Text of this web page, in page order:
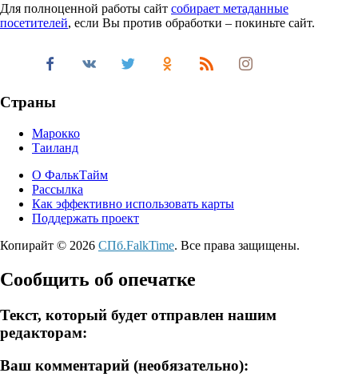
Для полноценной работы сайт собирает метаданные
посетителей, если Вы против обработки – покиньте сайт.
Страны
Марокко
Таиланд
О ФалькТайм
Рассылка
Как эффективно использовать карты
Поддержать проект
Копирайт © 2026 СПб.FalkTime. Все права защищены.
Сообщить об опечатке
Текст, который будет отправлен нашим
редакторам:
Ваш комментарий (необязательно):